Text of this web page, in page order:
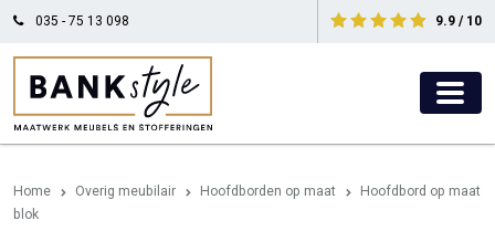
035 - 75 13 098 9.9 / 10
Home Overig meubilair Hoofdborden op maat
Hoofdbord op maat
blok